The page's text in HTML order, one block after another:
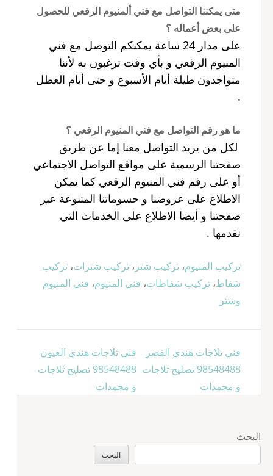
متى يمكننا التواصل مع فني ألمنيوم الرقعي للحصول
على بعض أعماله ؟
على مدار 24 ساعة يمكنكم التوصل مع فني
المنيوم الرقعي و بأي وقت ترغبون به لأننا
متواجدون طيلة أيام الأسبوع و حتى أيام العطل
.
ما هو رقم التواصل مع فني المنيوم الرقعي ؟
لكل من يريد التواصل معنا إما عن طريق
صفحتنا الرسمية على مواقع التواصل الاجتماعي
أو على رقم فني المنيوم الرقعي كما يمكن
الاطلاع على عروضنا و حسوماتنا المتنوعة عبر
صفحتنا و أيضا الاطلاع على الخدمات التي
نقدمها .
تركيب المنيوم، تركيب شتر ، تركيب شترات، تركيب
شفاط، تركيب شفاطات، فني المنيوم، فني المنيوم
وشتر
تصفّح
المقالات
فني ثلاجات هندي العيون
98548488 تصليح ثلاجات
و مجمدات
فني ثلاجات هندي القصر
98548488 تصليح ثلاجات
و مجمدات
البحث
البحث